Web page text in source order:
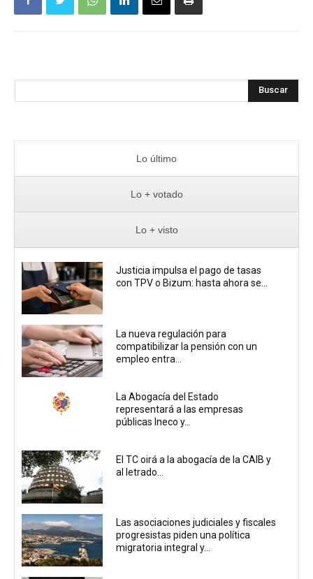
Buscar
Lo último
Lo + votado
Lo + visto
Justicia impulsa el pago de tasas
con TPV o Bizum: hasta ahora se...
La nueva regulación para
compatibilizar la pensión con un
empleo entra...
La Abogacía del Estado
representará a las empresas
públicas Ineco y...
El TC oirá a la abogacía de la CAIB y
al letrado...
Las asociaciones judiciales y fiscales
progresistas piden una política
migratoria integral y...